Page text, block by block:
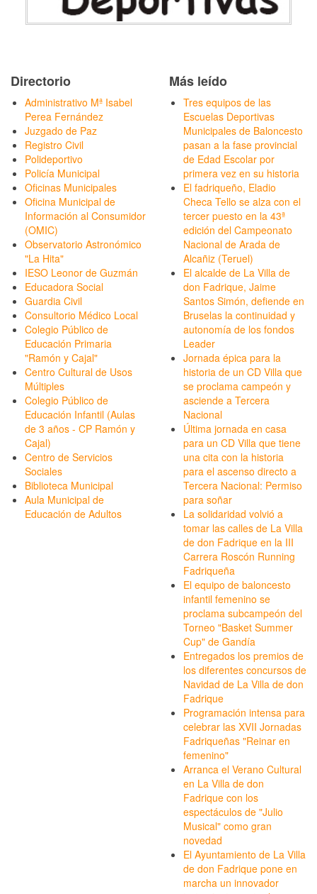
Directorio
Administrativo Mª Isabel
Perea Fernández
Juzgado de Paz
Registro Civil
Polideportivo
Policía Municipal
Oficinas Municipales
Oficina Municipal de
Información al Consumidor
(OMIC)
Observatorio Astronómico
"La Hita"
IESO Leonor de Guzmán
Educadora Social
Guardia Civil
Consultorio Médico Local
Colegio Público de
Educación Primaria
"Ramón y Cajal"
Centro Cultural de Usos
Múltiples
Colegio Público de
Educación Infantil (Aulas
de 3 años - CP Ramón y
Cajal)
Centro de Servicios
Sociales
Biblioteca Municipal
Aula Municipal de
Educación de Adultos
Más leído
Tres equipos de las
Escuelas Deportivas
Municipales de Baloncesto
pasan a la fase provincial
de Edad Escolar por
primera vez en su historia
El fadriqueño, Eladio
Checa Tello se alza con el
tercer puesto en la 43ª
edición del Campeonato
Nacional de Arada de
Alcañiz (Teruel)
El alcalde de La Villa de
don Fadrique, Jaime
Santos Simón, defiende en
Bruselas la continuidad y
autonomía de los fondos
Leader
Jornada épica para la
historia de un CD Villa que
se proclama campeón y
asciende a Tercera
Nacional
Última jornada en casa
para un CD Villa que tiene
una cita con la historia
para el ascenso directo a
Tercera Nacional: Permiso
para soñar
La solidaridad volvió a
tomar las calles de La Villa
de don Fadrique en la III
Carrera Roscón Running
Fadriqueña
El equipo de baloncesto
infantil femenino se
proclama subcampeón del
Torneo "Basket Summer
Cup" de Gandía
Entregados los premios de
los diferentes concursos de
Navidad de La Villa de don
Fadrique
Programación intensa para
celebrar las XVII Jornadas
Fadriqueñas "Reinar en
femenino"
Arranca el Verano Cultural
en La Villa de don
Fadrique con los
espectáculos de "Julio
Musical" como gran
novedad
El Ayuntamiento de La Villa
de don Fadrique pone en
marcha un innovador